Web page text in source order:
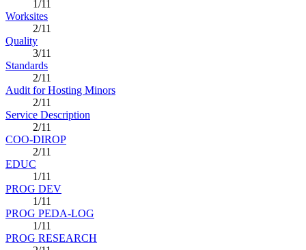
1/11
Worksites
2/11
Quality
3/11
Standards
2/11
Audit for Hosting Minors
2/11
Service Description
2/11
COO-DIROP
2/11
EDUC
1/11
PROG DEV
1/11
PROG PEDA-LOG
1/11
PROG RESEARCH